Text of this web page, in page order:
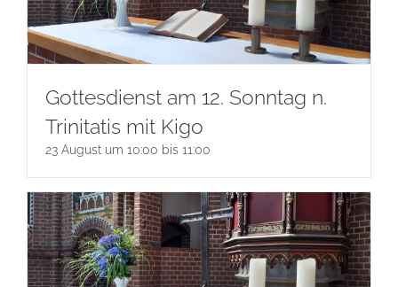
Gottesdienst am 12. Sonntag n.
Trinitatis mit Kigo
23 August um 10:00 bis 11:00